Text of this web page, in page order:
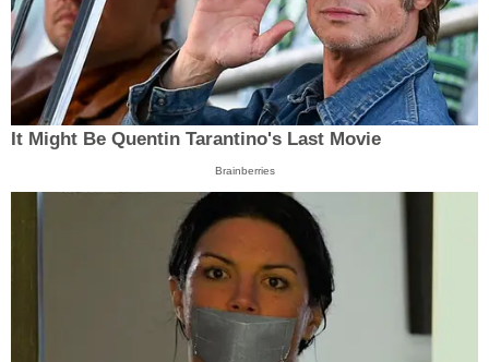
It Might Be Quentin Tarantino's Last Movie
Brainberries